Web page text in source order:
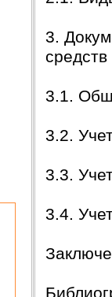
3.
средств
3.1.
3.2.
3.3.
3.4.